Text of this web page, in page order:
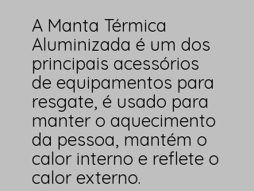
A Manta Térmica
Aluminizada é um dos
principais acessórios
de equipamentos para
resgate, é usado para
manter o aquecimento
da pessoa, mantém o
calor interno e reflete o
calor externo.